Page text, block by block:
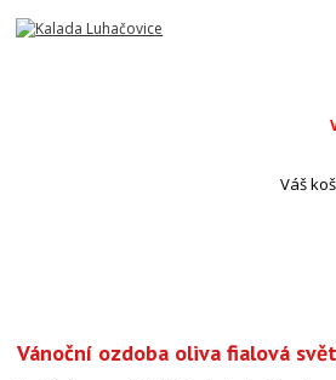
Váš
Vánoční ozdoba oliva fialová